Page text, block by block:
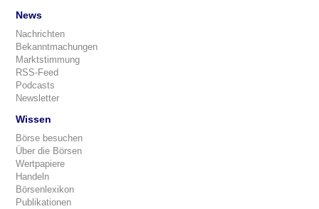
News
Nachrichten
Bekanntmachungen
Marktstimmung
RSS-Feed
Podcasts
Newsletter
Wissen
Börse besuchen
Über die Börsen
Wertpapiere
Handeln
Börsenlexikon
Publikationen